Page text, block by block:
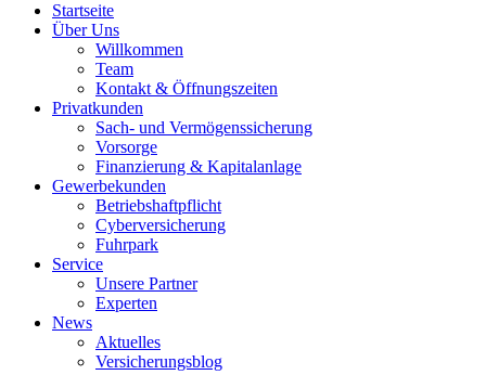
Startseite
Über Uns
Willkommen
Team
Kontakt & Öffnungszeiten
Privatkunden
Sach- und Vermögenssicherung
Vorsorge
Finanzierung & Kapitalanlage
Gewerbekunden
Betriebshaftpflicht
Cyberversicherung
Fuhrpark
Service
Unsere Partner
Experten
News
Aktuelles
Versicherungsblog